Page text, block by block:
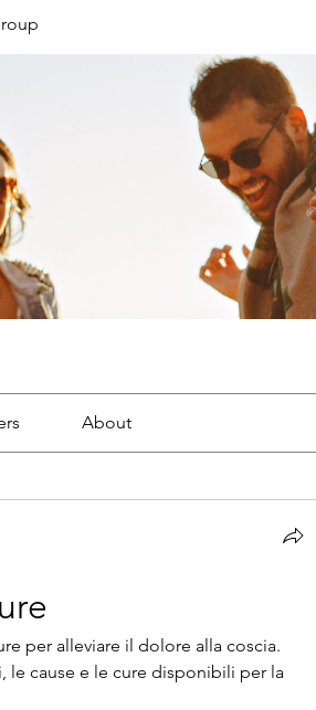
About
per alleviare il dolore alla coscia.
cause e le cure disponibili per la